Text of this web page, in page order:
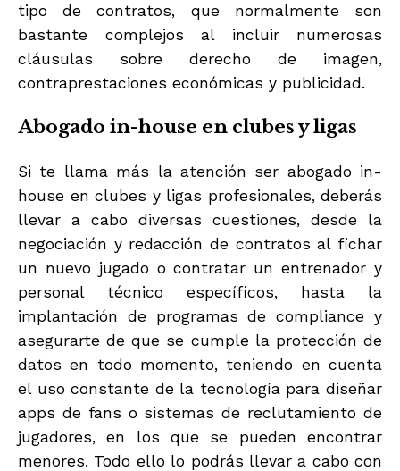
tipo de contratos, que normalmente son
bastante complejos al incluir numerosas
cláusulas sobre derecho de imagen,
contraprestaciones económicas y publicidad.
Abogado in-house en clubes y ligas
Si te llama más la atención ser abogado in-
house en clubes y ligas profesionales, deberás
llevar a cabo diversas cuestiones, desde la
negociación y redacción de contratos al fichar
un nuevo jugado o contratar un entrenador y
personal técnico específicos, hasta la
implantación de programas de compliance y
asegurarte de que se cumple la protección de
datos en todo momento, teniendo en cuenta
el uso constante de la tecnología para diseñar
apps de fans o sistemas de reclutamiento de
jugadores, en los que se pueden encontrar
menores. Todo ello lo podrás llevar a cabo con